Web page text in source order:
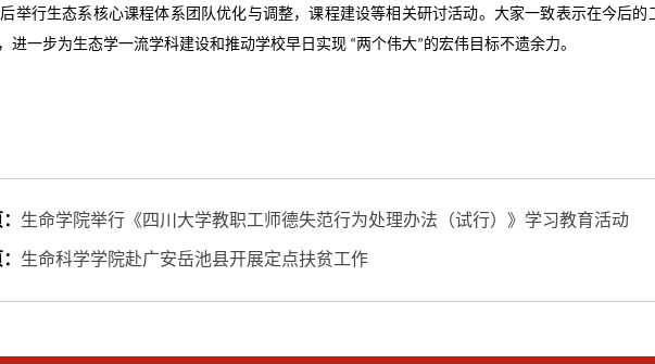
举行生态系核心课程体系团队优化与调整，课程建设等相关研讨活动。 大家一致表示在今后的
进一步为生态学一流学科建设和推动学校早日实现 “两个伟大”的宏伟目标不遗余力。
生命学院举行《四川大学教职工师德失范行为处理办法（试行）》学习教育活动
生命科学学院赴广安岳池县开展定点扶贫工作